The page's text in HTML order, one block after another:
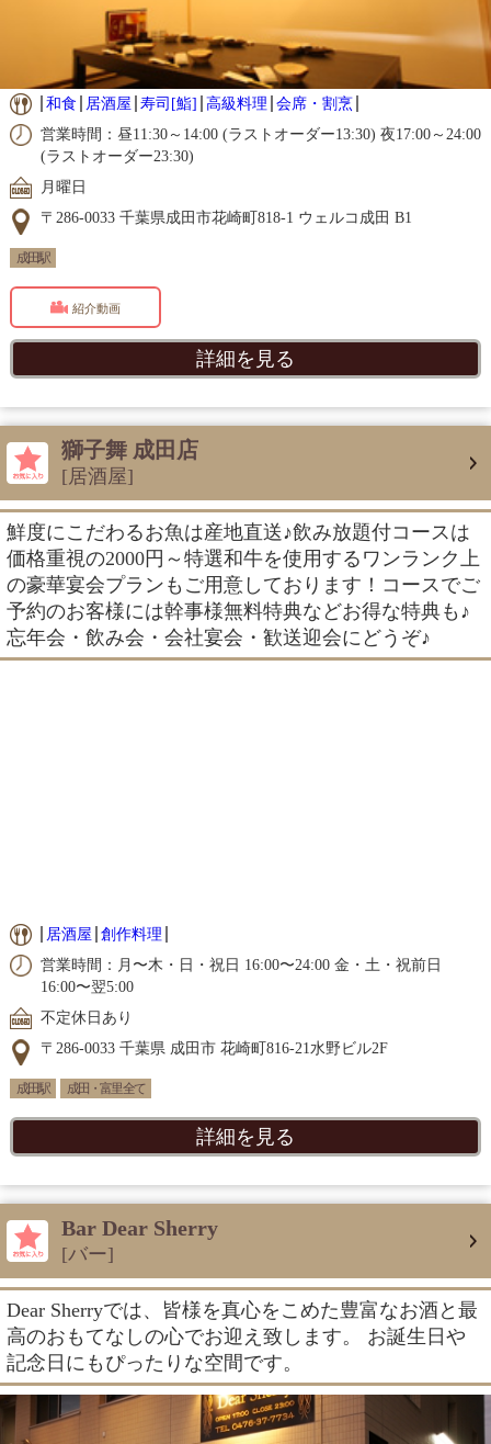
和食 居酒屋 寿司[鮨] 高級料理 会席・割烹
営業時間：昼11:30～14:00 (ラストオーダー13:30) 夜17:00～24:00
(ラストオーダー23:30)
月曜日
〒286-0033 千葉県成田市花崎町818-1 ウェルコ成田 B1
成田駅
紹介動画
詳細を見る
獅子舞 成田店
[居酒屋]
鮮度にこだわるお魚は産地直送♪飲み放題付コースは
価格重視の2000円～特選和牛を使用するワンランク上
の豪華宴会プランもご用意しております！コースでご
予約のお客様には幹事様無料特典などお得な特典も♪
忘年会・飲み会・会社宴会・歓送迎会にどうぞ♪
居酒屋 創作料理
営業時間：月〜木・日・祝日 16:00〜24:00 金・土・祝前日
16:00〜翌5:00
不定休日あり
〒286-0033 千葉県 成田市 花崎町816-21水野ビル2F
成田駅 成田・富里 全て
詳細を見る
Bar Dear Sherry
[バー]
Dear Sherryでは、皆様を真心をこめた豊富なお酒と最
高のおもてなしの心でお迎え致します。 お誕生日や
記念日にもぴったりな空間です。